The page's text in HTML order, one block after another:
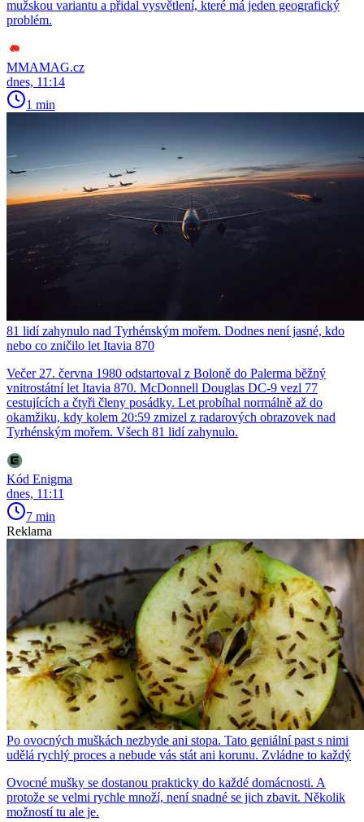
mužskou variantu a přidal vysvětlení, které má jeden geografický
problém.
MMAMAG.cz
dnes, 11:14
1 min
81 lidí zahynulo nad Tyrhénským mořem. Dodnes není jasné, kdo
nebo co zničilo let Itavia 870
Večer 27. června 1980 odstartoval z Boloně do Palerma běžný
vnitrostátní let Itavia 870. McDonnell Douglas DC-9 vezl 77
cestujících a čtyři členy posádky. Let probíhal normálně až do
okamžiku, kdy kolem 20:59 zmizel z radarových obrazovek nad
Tyrhénským mořem. Všech 81 lidí zahynulo.
Kód Enigma
dnes, 11:11
7 min
Reklama
Po ovocných muškách nezbyde ani stopa. Tato geniální past s nimi
udělá rychlý proces a nebude vás stát ani korunu. Zvládne to každý
Ovocné mušky se dostanou prakticky do každé domácnosti. A
protože se velmi rychle množí, není snadné se jich zbavit. Několik
možností tu ale je.